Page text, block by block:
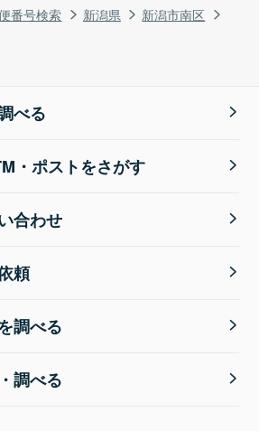
番号検索 新潟県
新潟市南区
べる
・ポストをさがす
合わせ
頼
調べる
調べる